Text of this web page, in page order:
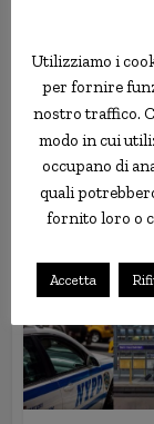
Utilizziamo i
per fornire
nostro traffico.
modo in cui
occupano di
quali
fornito loro o
Accetta